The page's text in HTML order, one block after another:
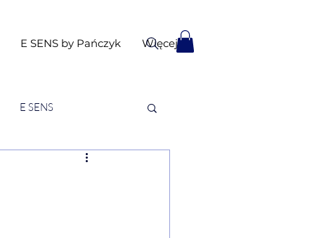
E SENS by Pańczyk Więcej
E SENS